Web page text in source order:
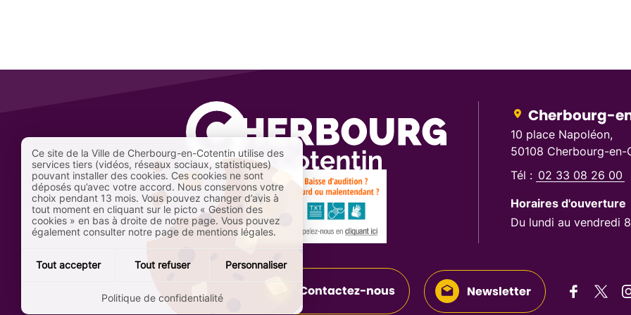
Cherbourg-
10 place Napoléon,
50108 Cherbourg-
Tél : 02 33 08 26 00
Horaires d'ouverture
Du lundi au vendredi
Contactez-nous Newsletter Suivez-
Suivez-
Ce site de la Ville de Cherbourg-en-Cotentin utilise des
services tiers (vidéos, réseaux sociaux, statistiques)
pouvant installer des cookies. Ces cookies ne sont
déposés qu’avec votre accord. Nous conservons votre
choix pendant 13 mois. Vous pouvez changer d’avis à
tout moment en cliquant sur le picto « Gestion des
cookies » en bas à droite de notre page. Vous pouvez
également consulter notre page de mentions légales.
Tout accepter Tout refuser Personnaliser
Politique de confidentialité